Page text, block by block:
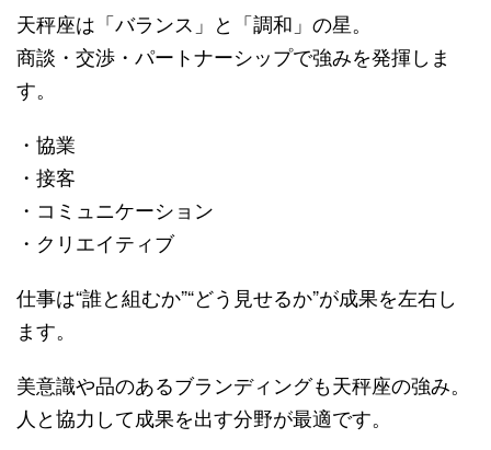
天秤座は「バランス」と「調和」の星。
商談・交渉・パートナーシップで強みを発揮しま
す。
・協業
・接客
・コミュニケーション
・クリエイティブ
仕事は“誰と組むか”“どう見せるか”が成果を左右し
ます。
美意識や品のあるブランディングも天秤座の強み。
人と協力して成果を出す分野が最適です。